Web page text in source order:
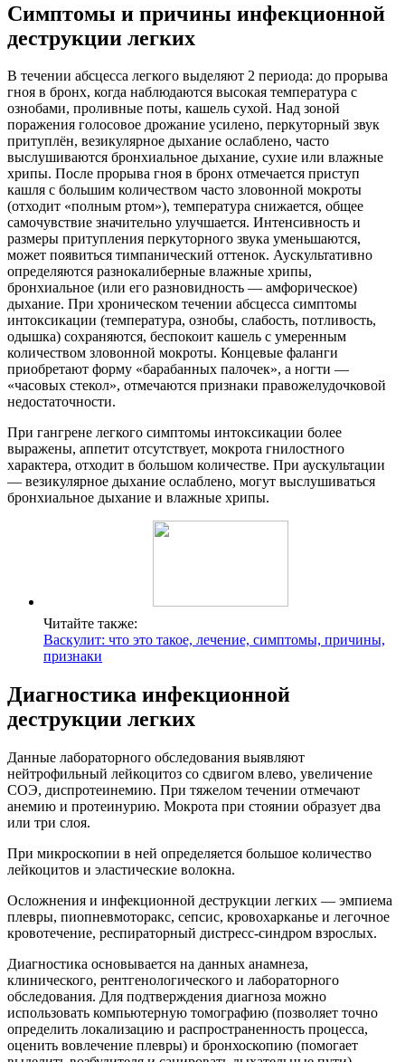
Симптомы и причины инфекционной
деструкции легких
В течении абсцесса легкого выделяют 2 периода: до прорыва
гноя в бронх, когда наблюдаются высокая температура с
ознобами, проливные поты, кашель сухой. Над зоной
поражения голосовое дрожание усилено, перкуторный звук
притуплён, везикулярное дыхание ослаблено, часто
выслушиваются бронхиальное дыхание, сухие или влажные
хрипы. После прорыва гноя в бронх отмечается приступ
кашля с большим количеством часто зловонной мокроты
(отходит «полным ртом»), температура снижается, общее
самочувствие значительно улучшается. Интенсивность и
размеры притупления перкуторного звука уменьшаются,
может появиться тимпанический оттенок. Аускультативно
определяются разнокалиберные влажные хрипы,
бронхиальное (или его разновидность — амфорическое)
дыхание. При хроническом течении абсцесса симптомы
интоксикации (температура, ознобы, слабость, потливость,
одышка) сохраняются, беспокоит кашель с умеренным
количеством зловонной мокроты. Концевые фаланги
приобретают форму «барабанных палочек», а ногти —
«часовых стекол», отмечаются признаки правожелудочковой
недостаточности.
При гангрене легкого симптомы интоксикации более
выражены, аппетит отсутствует, мокрота гнилостного
характера, отходит в большом количестве. При аускультации
— везикулярное дыхание ослаблено, могут выслушиваться
бронхиальное дыхание и влажные хрипы.
Читайте также:
Васкулит: что это такое, лечение, симптомы, причины,
признаки
Диагностика инфекционной
деструкции легких
Данные лабораторного обследования выявляют
нейтрофильный лейкоцитоз со сдвигом влево, увеличение
СОЭ, диспротеинемию. При тяжелом течении отмечают
анемию и протеинурию. Мокрота при стоянии образует два
или три слоя.
При микроскопии в ней определяется большое количество
лейкоцитов и эластические волокна.
Осложнения и инфекционной деструкции легких — эмпиема
плевры, пиопневмоторакс, сепсис, кровохарканье и легочное
кровотечение, респираторный дистресс-синдром взрослых.
Диагностика основывается на данных анамнеза,
клинического, рентгенологического и лабораторного
обследования. Для подтверждения диагноза можно
использовать компьютерную томографию (позволяет точно
определить локализацию и распространенность процесса,
оценить вовлечение плевры) и бронхоскопию (помогает